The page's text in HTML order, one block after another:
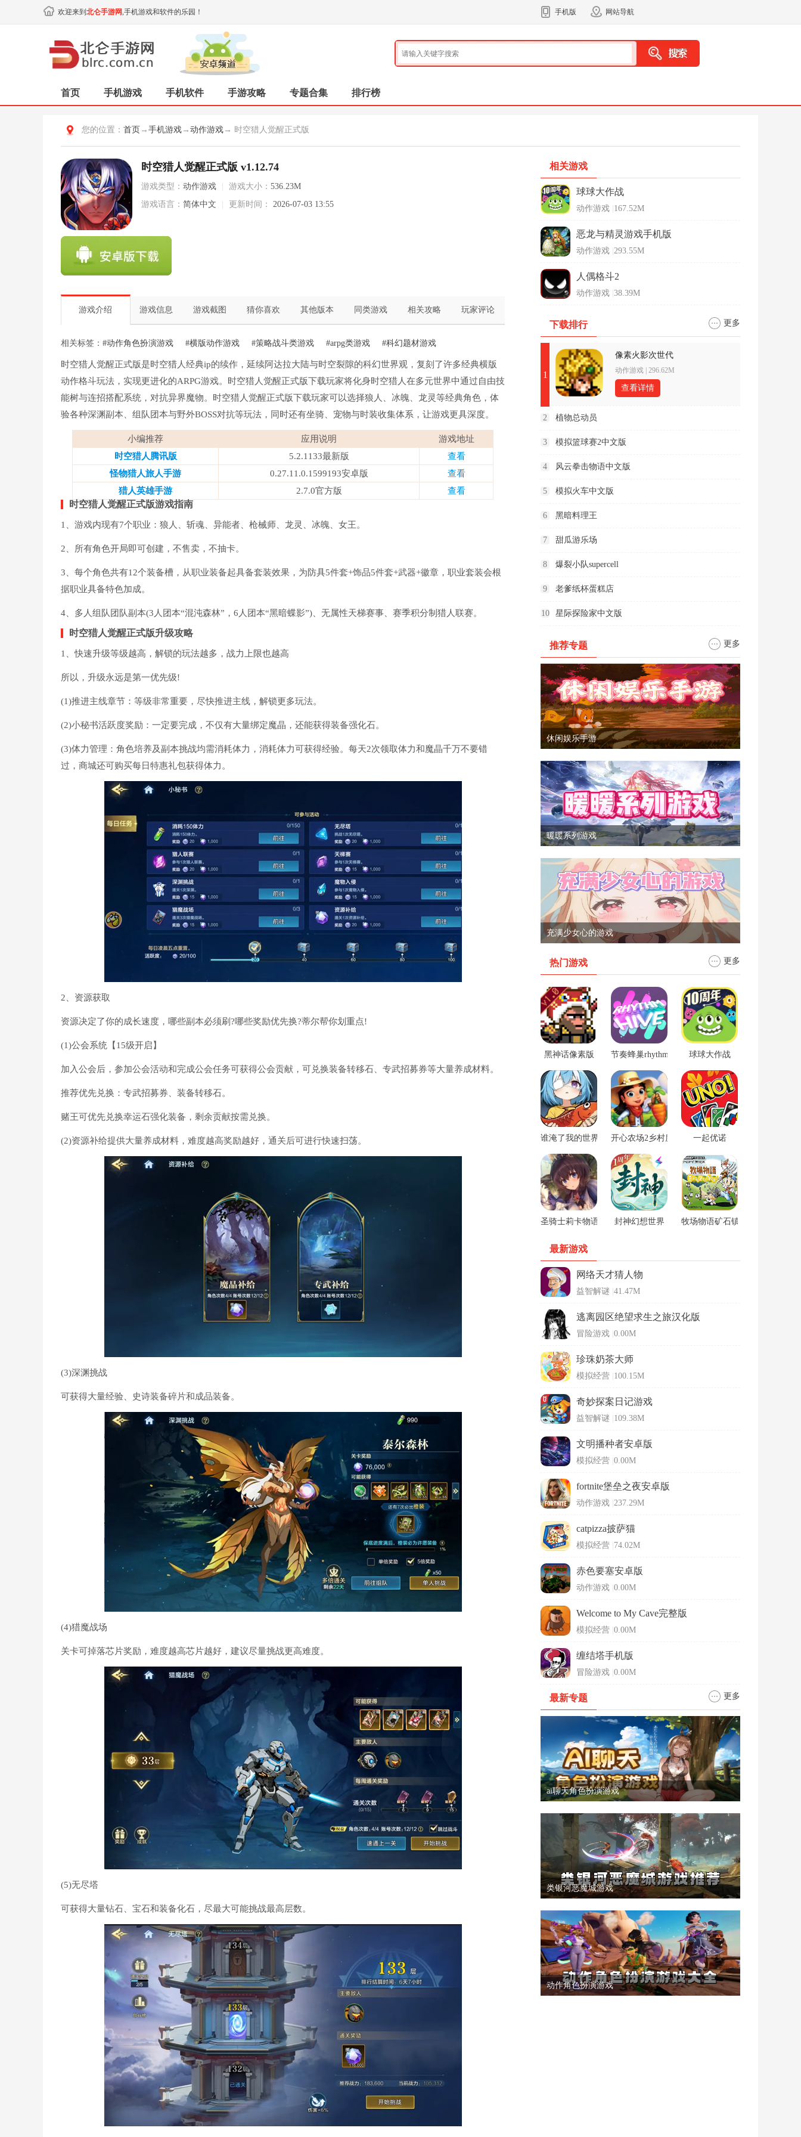
欢迎来到 北仑手游网,手机游戏和软件的乐园！ 手机版 网站导航
首页 手机游戏 手机软件 手游攻略 专题合集 排行榜
您的位置： 首页 → 手机游戏 → 动作游戏 → 时空猎人觉醒正式版
时空猎人觉醒正式版 v1.12.74
游戏类型： 动作游戏 游戏大小： 536.23M
游戏语言： 简体中文 更新时间： 2026-07-03 13:55
游戏介绍 游戏信息 游戏截图 猜你喜欢 其他版本 同类游戏 相关攻略 玩家评论
相关标签： #动作角色扮演游戏 #横版动作游戏 #策略战斗类游戏 #arpg类游戏 #科幻题材游戏
时空猎人觉醒正式版是时空猎人经典ip的续作，延续阿达拉大陆与时空裂隙的科幻世界观，复刻了许多经典横版
动作格斗玩法，实现更进化的ARPG游戏。时空猎人觉醒正式版下载玩家将化身时空猎人在多元世界中通过自由技
能树与连招搭配系统，对抗异界魔物。时空猎人觉醒正式版下载玩家可以选择狼人、冰魄、龙灵等经典角色，体
验各种深渊副本、组队团本与野外BOSS对抗等玩法，同时还有坐骑、宠物与时装收集体系，让游戏更具深度。
小编推荐 应用说明
游戏地址
时空猎人腾讯版
5.2.1133最新版
查看
怪物猎人旅人手游
0.27.11.0.1599193安卓版
查看
猎人英雄手游
2.7.0官方版 查看
时空猎人觉醒正式版游戏指南
1、游戏内现有7个职业：狼人、斩魂、异能者、枪械师、龙灵、冰魄、女王。
2、所有角色开局即可创建，不售卖，不抽卡。
3、每个角色共有12个装备槽，从职业装备起具备套装效果，为防具5件套+饰品5件套+武器+徽章，职业套装会根
据职业具备特色加成。
4、多人组队团队副本(3人团本“混沌森林”，6人团本“黑暗蝶影”)、无属性天梯赛事、赛季积分制猎人联赛。
时空猎人觉醒正式版升级攻略
1、快速升级等级越高，解锁的玩法越多，战力上限也越高
所以，升级永远是第一优先级!
(1)推进主线章节：等级非常重要，尽快推进主线，解锁更多玩法。
(2)小秘书活跃度奖励：一定要完成，不仅有大量绑定魔晶，还能获得装备强化石。
(3)体力管理：角色培养及副本挑战均需消耗体力，消耗体力可获得经验。每天2次领取体力和魔晶千万不要错
过，商城还可购买每日特惠礼包获得体力。
2、资源获取
资源决定了你的成长速度，哪些副本必须刷?哪些奖励优先换?蒂尔帮你划重点!
(1)公会系统【15级开启】
加入公会后，参加公会活动和完成公会任务可获得公会贡献，可兑换装备转移石、专武招募券等大量养成材料。
推荐优先兑换：专武招募券、装备转移石。
赌王可优先兑换幸运石强化装备，剩余贡献按需兑换。
(2)资源补给提供大量养成材料，难度越高奖励越好，通关后可进行快速扫荡。
(3)深渊挑战
可获得大量经验、史诗装备碎片和成品装备。
(4)猎魔战场
关卡可掉落芯片奖励，难度越高芯片越好，建议尽量挑战更高难度。
(5)无尽塔
可获得大量钻石、宝石和装备化石，尽最大可能挑战最高层数。
相关游戏
球球大作战
动作游戏 167.52M
恶龙与精灵游戏手机版
动作游戏 293.55M
人偶格斗2
动作游戏 38.39M
下载排行 更多
1
像素火影次世代
动作游戏 296.62M
查看详情
2 植物总动员
3 模拟篮球赛2中文版
4 风云拳击物语中文版
5 模拟火车中文版
6 黑暗料理王
7 甜瓜游乐场
8 爆裂小队supercell
9 老爹纸杯蛋糕店
10 星际探险家中文版
推荐专题 更多
休闲娱乐手游
暖暖系列游戏
充满少女心的游戏
热门游戏 更多
黑神话像素版 节奏蜂巢rhythm hive 球球大作战
谁淹了我的世界游戏开心农场2乡村度假中文版一起优诺
圣骑士莉卡物语安卓手游封神幻想世界 牧场物语矿石镇的伙伴们男孩版
最新游戏
网络天才猜人物
益智解谜 41.47M
逃离园区绝望求生之旅汉化版
冒险游戏 0.00M
珍珠奶茶大师
模拟经营 100.15M
奇妙探案日记游戏
益智解谜 109.38M
文明播种者安卓版
模拟经营 0.00M
fortnite堡垒之夜安卓版
动作游戏 237.29M
catpizza披萨猫
模拟经营 74.02M
赤色要塞安卓版
动作游戏 0.00M
Welcome to My Cave完整版
模拟经营 0.00M
缠结塔手机版
冒险游戏 0.00M
最新专题 更多
ai聊天角色扮演游戏
类银河恶魔城游戏
动作角色扮演游戏